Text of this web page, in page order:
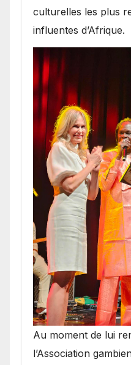
culturelles les plus
influentes d’Afrique.
​Au moment de lui
l’Association